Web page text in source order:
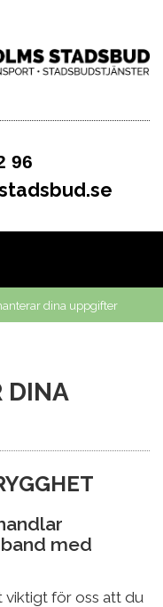
96
dina uppgifter
DINA
med
viktigt för oss att du